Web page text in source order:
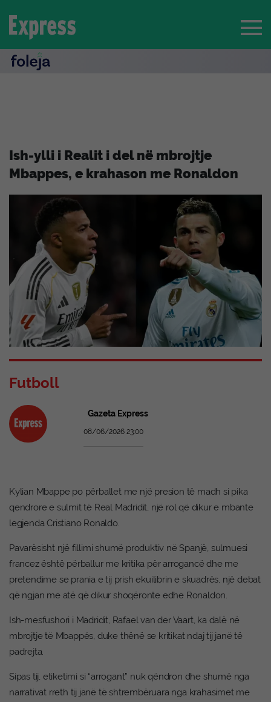
Ish-ylli i Realit i del në mbrojtje
Mbappes, e krahason me Ronaldon
Futboll
Gazeta Express
08/06/2026 23:00
Kylian Mbappe po përballet me një presion të madh si pika
qendrore e sulmit të Real Madridit, një rol që dikur e mbante
legjenda Cristiano Ronaldo.
Pavarësisht një fillimi shumë produktiv në Spanjë, sulmuesi
francez është përballur me kritika për arrogancë dhe me
pretendime se prania e tij prish ekuilibrin e skuadrës, një debat
që ngjan me atë që dikur shoqëronte edhe Ronaldon.
Ish-mesfushori i Madridit, Rafael van der Vaart, ka dalë në
mbrojtje të Mbappés, duke thënë se kritikat ndaj tij janë të
padrejta.
Sipas tij, etiketimi si “arrogant” nuk qëndron dhe shumë nga
narrativat rreth tij janë të shtrembëruara nga krahasimet me